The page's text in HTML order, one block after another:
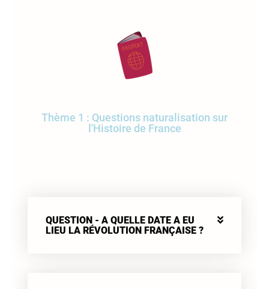
Thème 1 : Questions naturalisation sur
l'Histoire de France
QUESTION - A QUELLE DATE A EU
LIEU LA RÉVOLUTION FRANÇAISE ?